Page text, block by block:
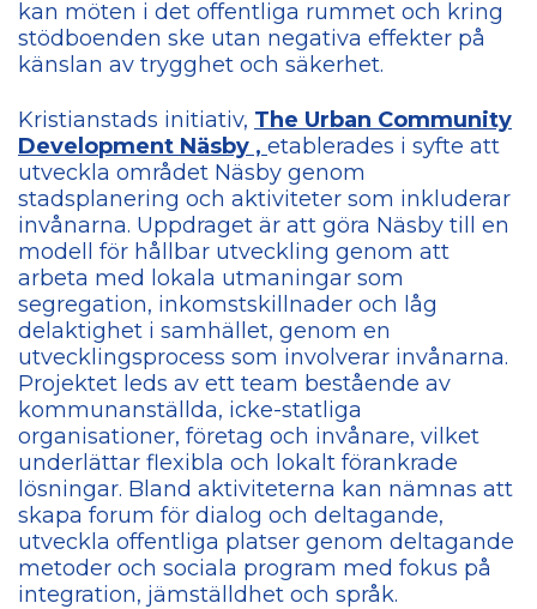
kan möten i det offentliga rummet och kring
stödboenden ske utan negativa effekter på
känslan av trygghet och säkerhet.
Kristianstads initiativ, The Urban Community
Development Näsby , etablerades i syfte att
utveckla området Näsby genom
stadsplanering och aktiviteter som inkluderar
invånarna. Uppdraget är att göra Näsby till en
modell för hållbar utveckling genom att
arbeta med lokala utmaningar som
segregation, inkomstskillnader och låg
delaktighet i samhället, genom en
utvecklingsprocess som involverar invånarna.
Projektet leds av ett team bestående av
kommunanställda, icke-statliga
organisationer, företag och invånare, vilket
underlättar flexibla och lokalt förankrade
lösningar. Bland aktiviteterna kan nämnas att
skapa forum för dialog och deltagande,
utveckla offentliga platser genom deltagande
metoder och sociala program med fokus på
integration, jämställdhet och språk.